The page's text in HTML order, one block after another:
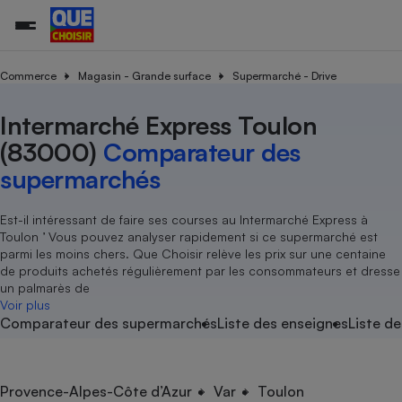
Commerce Magasin - Grande surface Supermarché - Drive
Intermarché Express Toulon
(83000) Comparateur des
supermarchés
Est-il intéressant de faire ses courses au Intermarché Express à
Toulon ’ Vous pouvez analyser rapidement si ce supermarché est
parmi les moins chers. Que Choisir relève les prix sur une centaine
de produits achetés régulièrement par les consommateurs et dresse
un palmarès de
Voir plus
Comparateur des supermarchésListe des enseignesListe
Provence-Alpes-Côte d’Azur Var Toulon
Agriculture
Produit alimentaire
Achat - Vente - Location
Carburant
Magasin - Grande surface
Marketing - Fidélisation
Organismes de défense
Système judiciaire
Air
Eau
Achat - Vente - Travaux
Location
Sport
Vacances - Tourisme
électrique
Démarche administrative
Senior
Service marchand
Train
Transport aérien
Toutes les actualités
Enquêtes
Guides d'achat
Conseils
Brèves
Tous les services
Soumettre un litige
Lettres types
Rencontrer une association locale
Tous nos combats
Nos actions
Nos grandes victoires
Les billets de la présidente
Nos associations locales
Nous rejoindre
En savoir plus sur Que Choisir Ensemble
nous ?
L’association
Nos missions
Notre méthodologie
Notre financement
Nos partenaires
Nous rejoindre